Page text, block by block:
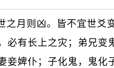
月则凶。皆不宜世爻
必有长上之灾；弟兄变
妾婢仆；子化鬼，鬼化